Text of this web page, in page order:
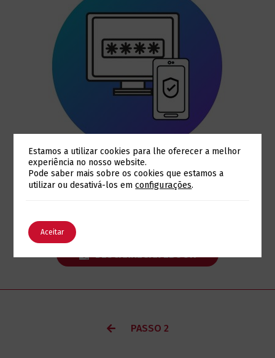
PASSO 2
Alterar a Língua
Estamos a utilizar cookies para lhe oferecer a melhor
experiência no nosso website.
Pode saber mais sobre os cookies que estamos a
utilizar ou desativá-los emconfigurações.
Aceitar